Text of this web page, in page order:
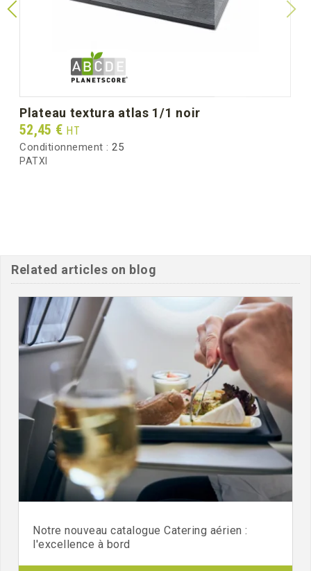
106.8
Poids brut au carton (kg)
plateau textura atlas 1/1 noir
Prix
52,45 € HT
Conditionnement : 25
PATXI
Related articles on blog
Notre nouveau catalogue Catering aérien :
l'excellence à bord